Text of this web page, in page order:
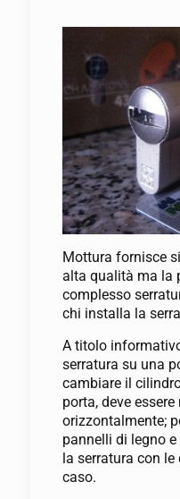
Mottura fornisce
alta qualità ma la
complesso
chi installa la
A titolo
serratura su una
cambiare il
porta, deve
orizzontalmente;
pannelli di legno
la serratura con
caso.